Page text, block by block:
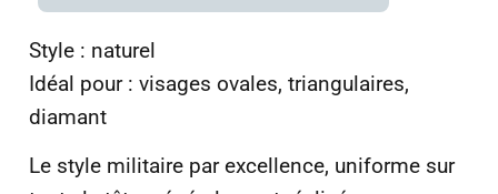
Style : naturel
Idéal pour : visages ovales, triangulaires,
diamant
Le style militaire par excellence, uniforme sur